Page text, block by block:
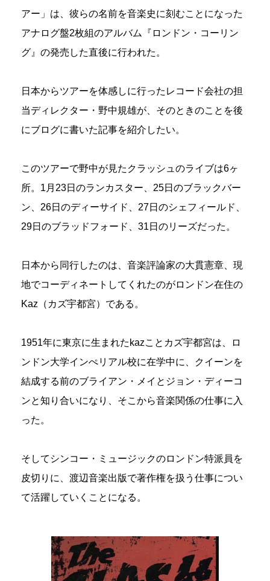
アー」は、彼らの名前を音楽史に刻むことになった
アナログ盤2枚組のアルバム『ロンドン・コーリン
グ』の発売した直後に行われた。
日本からツアーを体感しに行ったレコード会社の担
当ディレクター・野中規雄が、そのときのことを後
にブログに書いた記事を紹介したい。
このツアーで野中が見たクラッシュのライブは6ヶ
所。1月23日のランカスター、25日のブラックバー
ン、26日のディーサイド、27日のシェフィールド、
29日のブラッドフォード、31日のリーズだった。
日本から同行したのは、音楽評論家の大貫憲章、現
地でコーディネートしてくれたのがロンドン在住の
Kaz（カズ宇都宮）である。
1951年に東京に生まれたkazことカズ宇都宮は、ロ
ンドン大学インぺリアル校に在学中に、クイーンを
結成する前のブライアン・メイとジョン・ディーコ
ンと知り合いになり、そこから音楽関係の仕事に入
った。
そしてシンコー・ミュージックのロンドン特派員を
皮切りに、渡辺音楽出版で著作権を扱う仕事につい
て活躍していくことになる。